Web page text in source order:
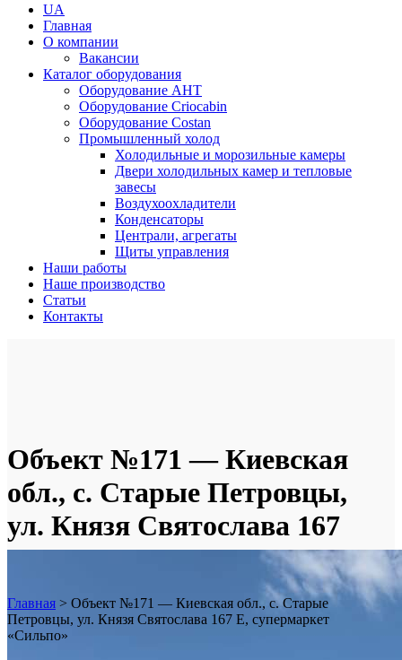
UA
Главная
О компании
Вакансии
Каталог оборудования
Оборудование AHT
Оборудование Criocabin
Оборудование Costan
Промышленный холод
Холодильные и морозильные камеры
Двери холодильных камер и тепловые
завесы
Воздухоохладители
Конденсаторы
Централи, агрегаты
Щиты управления
Наши работы
Наше производство
Статьи
Контакты
Объект №171 — Киевская
обл., с. Старые Петровцы,
ул. Князя Святослава 167
Е, супермаркет «Сильпо»
Главная > Объект №171 — Киевская обл., с. Старые
Петровцы, ул. Князя Святослава 167 Е, супермаркет
«Сильпо»